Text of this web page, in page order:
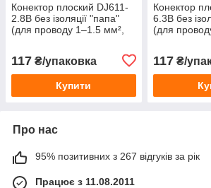
Конектор плоский DJ611-
2.8B без ізоляції "папа"
(для проводу 1–1.5 мм²,
117 ₴/упаковка
Купити
Конектор
6.3B без
(для
117₴/
Про нас
95% позитивних з 267 відгуків за рік
Працює з 11.08.2011